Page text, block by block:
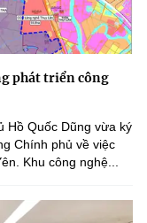
phát triển công
Hồ Quốc Dũng vừa ký
Chính phủ về việc
Khu công nghệ...